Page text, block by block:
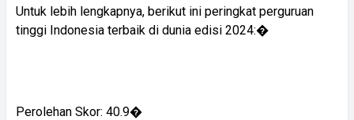
Untuk lebih lengkapnya, berikut ini peringkat perguruan
tinggi Indonesia terbaik di dunia edisi 2024:�
Perolehan Skor: 40.9�